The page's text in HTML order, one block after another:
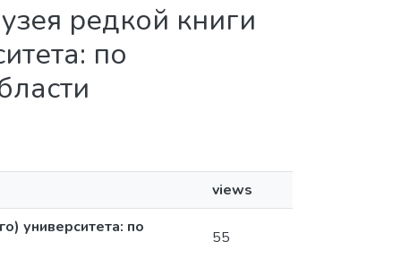
редкой книги
по
views
университета: по
55